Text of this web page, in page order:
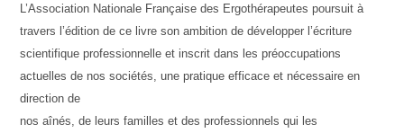
L’Association Nationale Française des Ergothérapeutes poursuit à
travers l’édition de ce livre son ambition de développer l’écriture
scientifique professionnelle et inscrit dans les préoccupations
actuelles de nos sociétés, une pratique efficace et nécessaire en
direction de
nos aînés, de leurs familles et des professionnels qui les